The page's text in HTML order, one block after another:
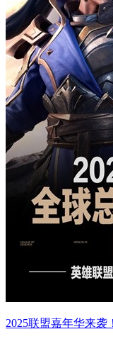
2025联盟嘉年华来